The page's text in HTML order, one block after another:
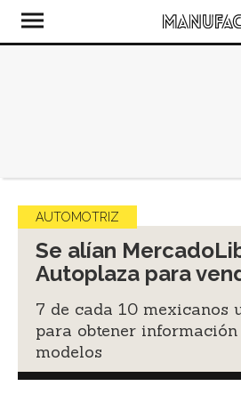
AUTOMOTRIZ
Se alían
Autoplaza para
7 de cada 10 mexicanos
para obtener
modelos